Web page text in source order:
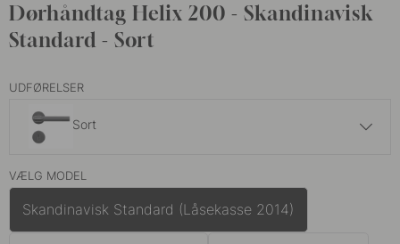
Dørhåndtag Helix 200 - Skandinavisk
Standard - Sort
UDFØRELSER
Sort
Antik Bronze
Messing 791 kr
VÆLG MODEL
Skandinavisk Standard (Låsekasse 2014)